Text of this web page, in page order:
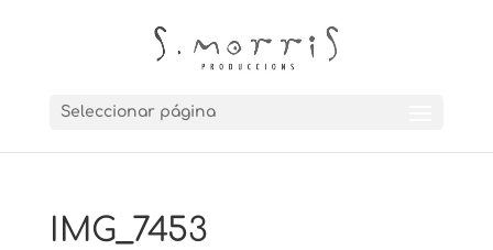
Seleccionar página
IMG_7453